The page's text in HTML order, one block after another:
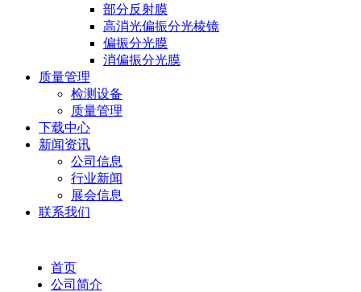
部分反射膜
高消光偏振分光棱镜
偏振分光膜
消偏振分光膜
质量管理
检测设备
质量管理
下载中心
新闻资讯
公司信息
行业新闻
展会信息
联系我们
首页
公司简介